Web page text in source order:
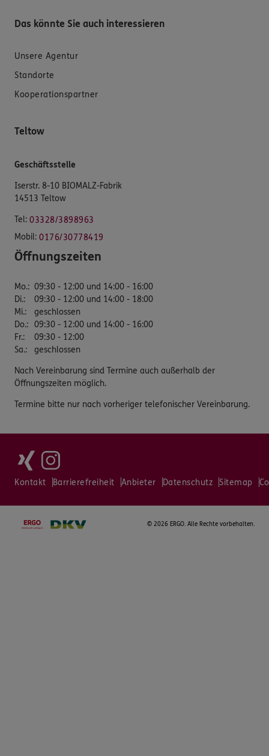
Das könnte Sie auch interessieren
Unsere Agentur
Standorte
Kooperationspartner
Teltow
Geschäftsstelle
Iserstr. 8-10 BIOMALZ-Fabrik
14513 Teltow
Tel: 03328/3898963
Mobil: 0176/30778419
Öffnungszeiten
Mo.: 09:30 - 12:00 und 14:00 - 16:00
Di.:
09:30 - 12:00 und 14:00 - 18:00
Mi.:
geschlossen
Do.: 09:30 - 12:00 und 14:00 - 16:00
Fr.:
09:30 - 12:00
Sa.: geschlossen
Nach Vereinbarung sind Termine auch außerhalb der
Öffnungszeiten möglich.
Termine bitte nur nach vorheriger telefonischer Vereinbarung.
Kontakt Barrierefreiheit Anbieter Datenschutz Sitemap
© 2026 ERGO. Alle Rechte vorbehalten.